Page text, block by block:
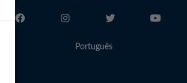
Português